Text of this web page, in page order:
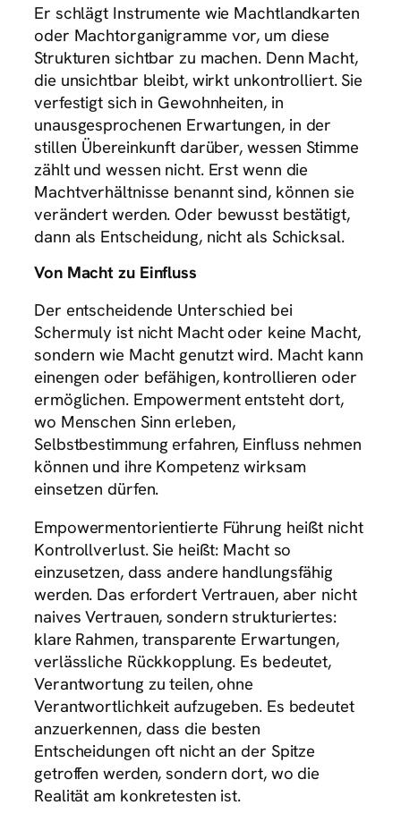
Er schlägt Instrumente wie Machtlandkarten
oder Machtorganigramme vor, um diese
Strukturen sichtbar zu machen. Denn Macht,
die unsichtbar bleibt, wirkt unkontrolliert. Sie
verfestigt sich in Gewohnheiten, in
unausgesprochenen Erwartungen, in der
stillen Übereinkunft darüber, wessen Stimme
zählt und wessen nicht. Erst wenn die
Machtverhältnisse benannt sind, können sie
verändert werden. Oder bewusst bestätigt,
dann als Entscheidung, nicht als Schicksal.
Von Macht zu Einfluss
Der entscheidende Unterschied bei
Schermuly ist nicht Macht oder keine Macht,
sondern wie Macht genutzt wird. Macht kann
einengen oder befähigen, kontrollieren oder
ermöglichen. Empowerment entsteht dort,
wo Menschen Sinn erleben,
Selbstbestimmung erfahren, Einfluss nehmen
können und ihre Kompetenz wirksam
einsetzen dürfen.
Empowermentorientierte Führung heißt nicht
Kontrollverlust. Sie heißt: Macht so
einzusetzen, dass andere handlungsfähig
werden. Das erfordert Vertrauen, aber nicht
naives Vertrauen, sondern strukturiertes:
klare Rahmen, transparente Erwartungen,
verlässliche Rückkopplung. Es bedeutet,
Verantwortung zu teilen, ohne
Verantwortlichkeit aufzugeben. Es bedeutet
anzuerkennen, dass die besten
Entscheidungen oft nicht an der Spitze
getroffen werden, sondern dort, wo die
Realität am konkretesten ist.